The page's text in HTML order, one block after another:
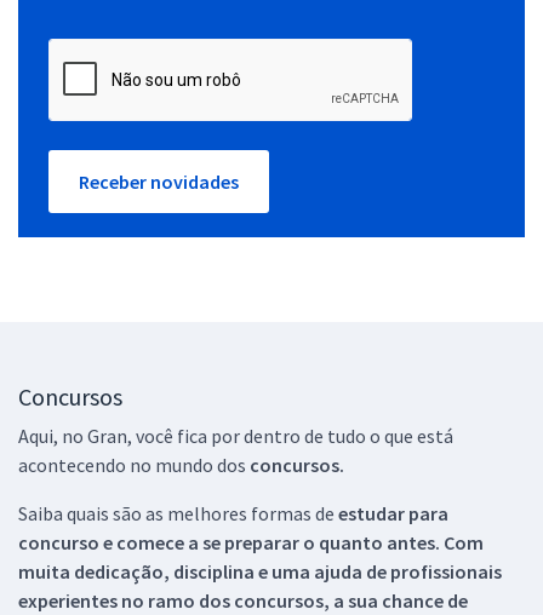
Receber novidades
Concursos
Aqui, no Gran, você fica por dentro de tudo o que está
acontecendo no mundo dos concursos.
Saiba quais são as melhores formas de estudar para
concurso e comece a se preparar o quanto antes. Com
muita dedicação, disciplina e uma ajuda de profissionais
experientes no ramo dos concursos, a sua chance de